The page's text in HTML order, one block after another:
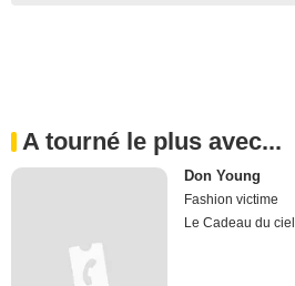
A tourné le plus avec...
Don Young
Fashion victime
Le Cadeau du ciel